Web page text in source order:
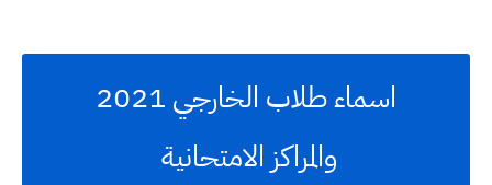
اسماء طلاب الخارجي 2021
والمراكز الامتحانية